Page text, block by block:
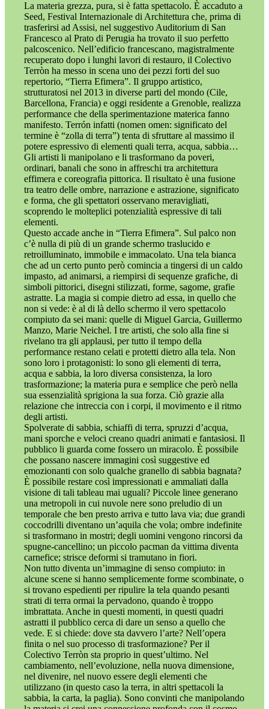
La materia grezza, pura, si è fatta spettacolo. È accaduto a
Seed, Festival Internazionale di Architettura che, prima di
trasferirsi ad Assisi, nel suggestivo Auditorium di San
Francesco al Prato di Perugia ha trovato il suo perfetto
palcoscenico. Nell’edificio francescano, magistralmente
recuperato dopo i lunghi lavori di restauro, il Colectivo
Terròn ha messo in scena uno dei pezzi forti del suo
repertorio, “Tierra Efimera”. Il gruppo artistico,
strutturatosi nel 2013 in diverse parti del mondo (Cile,
Barcellona, Francia) e oggi residente a Grenoble, realizza
performance che della sperimentazione materica fanno
manifesto. Terrón infatti (nomen omen: significato del
termine è “zolla di terra”) tenta di sfruttare al massimo il
potere espressivo di elementi quali terra, acqua, sabbia…
Gli artisti li manipolano e li trasformano da poveri,
ordinari, banali che sono in affreschi tra architettura
effimera e coreografia pittorica. Il risultato è una fusione
tra teatro delle ombre, narrazione e astrazione, significato
e forma, che gli spettatori osservano meravigliati,
scoprendo le molteplici potenzialità espressive di tali
elementi.
Questo accade anche in “Tierra Efimera”. Sul palco non
c’è nulla di più di un grande schermo traslucido e
retroilluminato, immobile e immacolato. Una tela bianca
che ad un certo punto però comincia a tingersi di un caldo
impasto, ad animarsi, a riempirsi di sequenze grafiche, di
simboli pittorici, disegni stilizzati, forme, sagome, grafie
astratte. La magia si compie dietro ad essa, in quello che
non si vede: è al di là dello schermo il vero spettacolo
compiuto da sei mani: quelle di Miguel Garcia, Guillermo
Manzo, Marie Neichel. I tre artisti, che solo alla fine si
rivelano tra gli applausi, per tutto il tempo della
performance restano celati e protetti dietro alla tela. Non
sono loro i protagonisti: lo sono gli elementi di terra,
acqua e sabbia, la loro diversa consistenza, la loro
trasformazione; la materia pura e semplice che però nella
sua essenzialità sprigiona la sua forza. Ciò grazie alla
relazione che intreccia con i corpi, il movimento e il ritmo
degli artisti.
Spolverate di sabbia, schiaffi di terra, spruzzi d’acqua,
mani sporche e veloci creano quadri animati e fantasiosi. Il
pubblico li guarda come fossero un miracolo. È possibile
che possano nascere immagini così suggestive ed
emozionanti con solo qualche granello di sabbia bagnata?
È possibile restare così impressionati e ammaliati dalla
visione di tali tableau mai uguali? Piccole linee generano
una metropoli in cui nuvole nere sono preludio di un
temporale che ben presto arriva e tutto lava via; due grandi
coccodrilli diventano un’aquila che vola; ombre indefinite
si trasformano in mostri; degli uomini vengono rincorsi da
spugne-cancellino; un piccolo pacman da vittima diventa
carnefice; strisce deformi si tramutano in fiori.
Non tutto diventa un’immagine di senso compiuto: in
alcune scene si hanno semplicemente forme scombinate, o
si trovano espedienti per ripulire la tela quando pesanti
strati di terra ormai la pervadono, quando è troppo
imbrattata. Anche in questi momenti, in questi quadri
astratti il pubblico cerca di dare un senso a quello che
vede. E si chiede: dove sta davvero l’arte? Nell’opera
finita o nel suo processo di trasformazione? Per il
Colectivo Terròn sta proprio in quest’ultimo. Nel
cambiamento, nell’evoluzione, nella nuova dimensione,
nel divenire, nel nuovo essere degli elementi che
utilizzano (in questo caso la terra, in altri spettacoli la
sabbia, la carta, la paglia). Sono convinti che manipolando